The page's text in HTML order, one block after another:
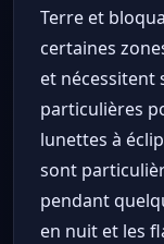
Terre et
certaines
et nécessitent
particulières
lunettes à
sont
pendant
en nuit et les